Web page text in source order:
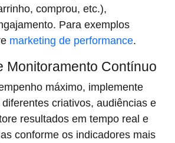
comprou, etc.),
Para exemplos
marketing de performance.
Monitoramento Contínuo
máximo, implemente
criativos, audiências e
resultados em tempo real e
conforme os indicadores mais